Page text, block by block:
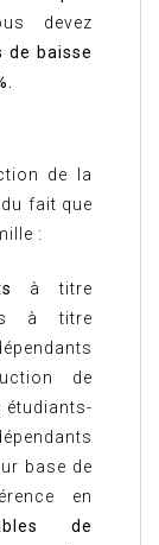
devez
de baisse
de la
fait que
:
à titre
à titre
de
base de
en
de